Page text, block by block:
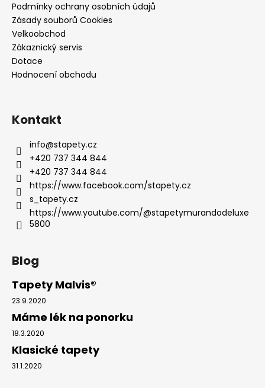
p
o
u
č
u
e
m
e
BROOKLYN
MANHATTAN
1
598
Kč
Podmínky ochrany osobních údajů
Zásady souborů Cookies
Velkoobchod
Zákaznický servis
Dotace
Hodnocení obchodu
Kontakt
info@stapety.cz
+420 737 344 844
+420 737 344 844
https://www.facebook.com/stapety.cz
s_tapety.cz
https://www.youtube.com/@stapetymurandodeluxe
5800
Blog
Tapety Malvis®
23.9.2020
Máme lék na ponorku
18.3.2020
Klasické tapety
31.1.2020